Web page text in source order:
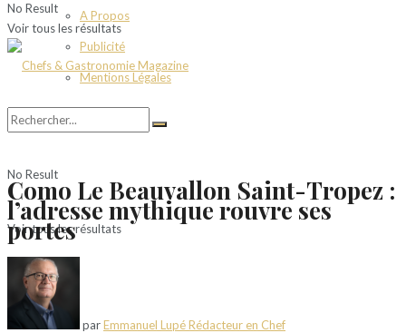
A Propos
Publicité
Mentions Légales
No Result
Voir tous les résultats
No Result
Voir tous les résultats
Como Le Beauvallon Saint-Tropez :
l’adresse mythique rouvre ses
portes
parEmmanuel Lupé Rédacteur en Chef